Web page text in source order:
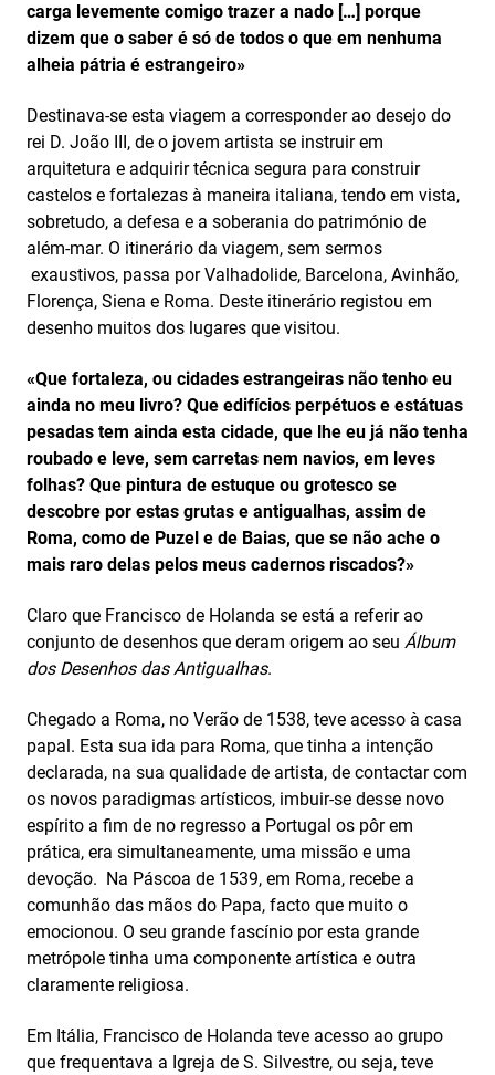
carga levemente comigo trazer a nado […] porque
dizem que o saber é só de todos o que em nenhuma
alheia pátria é estrangeiro»
Destinava-se esta viagem a corresponder ao desejo do
rei D. João III, de o jovem artista se instruir em
arquitetura e adquirir técnica segura para construir
castelos e fortalezas à maneira italiana, tendo em vista,
sobretudo, a defesa e a soberania do património de
além-mar. O itinerário da viagem, sem sermos
exaustivos, passa por Valhadolide, Barcelona, Avinhão,
Florença, Siena e Roma. Deste itinerário registou em
desenho muitos dos lugares que visitou.
«Que fortaleza, ou cidades estrangeiras não tenho eu
ainda no meu livro? Que edifícios perpétuos e estátuas
pesadas tem ainda esta cidade, que lhe eu já não tenha
roubado e leve, sem carretas nem navios, em leves
folhas? Que pintura de estuque ou grotesco se
descobre por estas grutas e antigualhas, assim de
Roma, como de Puzel e de Baias, que se não ache o
mais raro delas pelos meus cadernos riscados?»
Claro que Francisco de Holanda se está a referir ao
conjunto de desenhos que deram origem ao seu Álbum
dos Desenhos das Antigualhas.
Chegado a Roma, no Verão de 1538, teve acesso à casa
papal. Esta sua ida para Roma, que tinha a intenção
declarada, na sua qualidade de artista, de contactar com
os novos paradigmas artísticos, imbuir-se desse novo
espírito a fim de no regresso a Portugal os pôr em
prática, era simultaneamente, uma missão e uma
devoção. Na Páscoa de 1539, em Roma, recebe a
comunhão das mãos do Papa, facto que muito o
emocionou. O seu grande fascínio por esta grande
metrópole tinha uma componente artística e outra
claramente religiosa.
Em Itália, Francisco de Holanda teve acesso ao grupo
que frequentava a Igreja de S. Silvestre, ou seja, teve